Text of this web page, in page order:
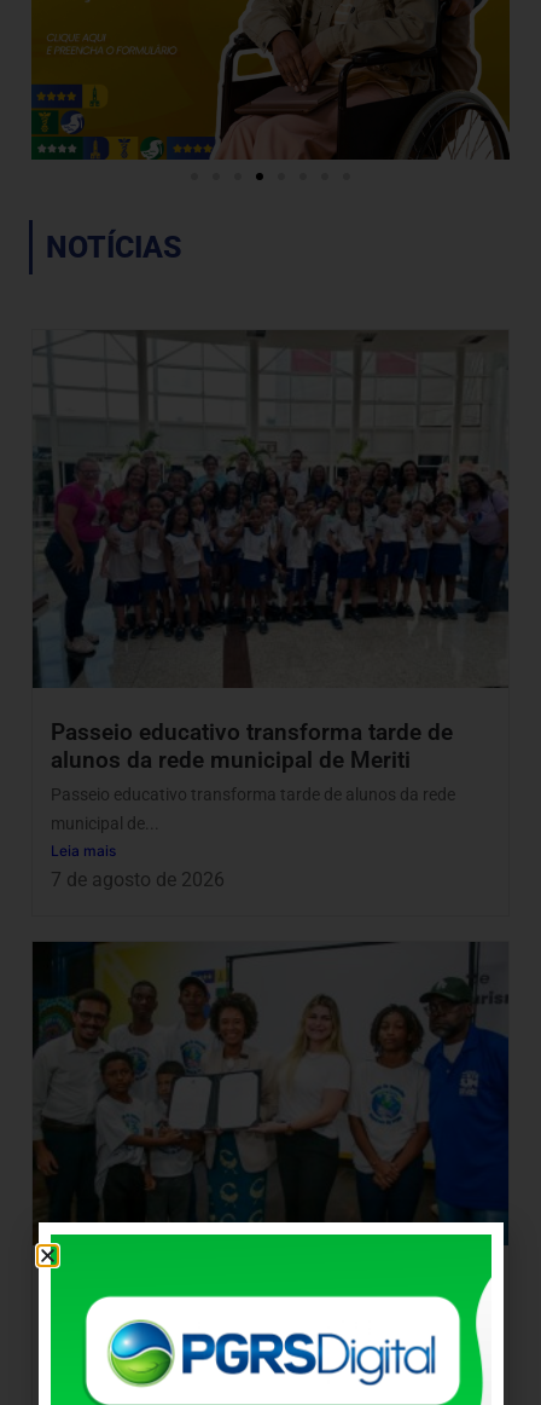
NOTÍCIAS
Passeio educativo transforma tarde de
alunos da rede municipal de Meriti
Passeio educativo transforma tarde de alunos da rede
municipal de...
Leia mais
7 de agosto de 2026
Meriti recebe ministra da Igualdade Racial
e amplia parceria com o Governo Federal
Meriti recebe ministra da Igualdade Racial e amplia
parceria com...